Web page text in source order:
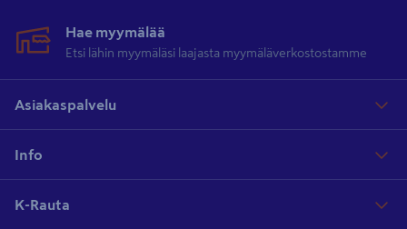
Hae myymälää
Etsi lähin myymäläsi laajasta myymäläverkostostamme
Asiakaspalvelu
Info
K-Rauta